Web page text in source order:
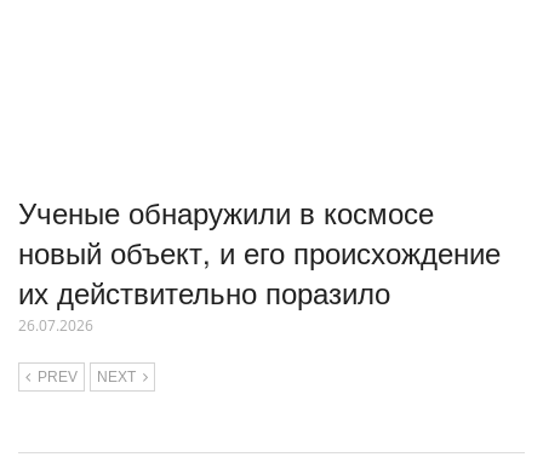
Ученые обнаружили в космосе
новый объект, и его происхождение
их действительно поразило
26.07.2026
PREV NEXT